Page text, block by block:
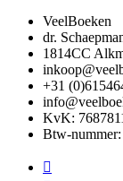
VeelBoeken
dr.
1814CC
+31
KvK:
Btw-